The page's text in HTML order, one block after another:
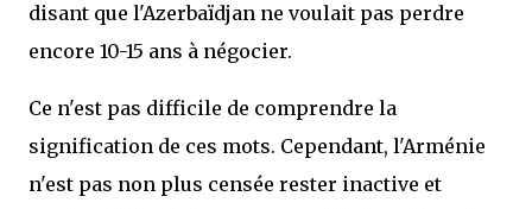
disant que l'Azerbaïdjan ne voulait pas perdre
encore 10-15 ans à négocier.
Ce n'est pas difficile de comprendre la
signification de ces mots. Cependant, l'Arménie
n'est pas non plus censée rester inactive et